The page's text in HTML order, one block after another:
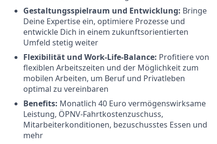
Gestaltungsspielraum und Entwicklung: Bringe
Deine Expertise ein, optimiere Prozesse und
entwickle Dich in einem zukunftsorientierten
Umfeld stetig weiter
Flexibilität und Work-Life-Balance: Profitiere von
flexiblen Arbeitszeiten und der Möglichkeit zum
mobilen Arbeiten, um Beruf und Privatleben
optimal zu vereinbaren
Benefits: Monatlich 40 Euro vermögenswirksame
Leistung, ÖPNV-Fahrtkostenzuschuss,
Mitarbeiterkonditionen, bezuschusstes Essen und
mehr